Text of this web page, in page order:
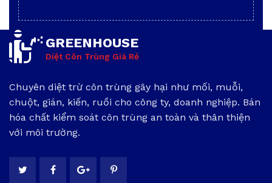
GREENHOUSE
Diệt Côn Trùng Giá Rẻ
Chuyên diệt trừ côn trùng gây hại như mối, muỗi,
chuột, gián, kiến, ruồi cho công ty, doanh nghiệp. Bán
hóa chất kiểm soát côn trùng an toàn và thân thiện
với môi trường.